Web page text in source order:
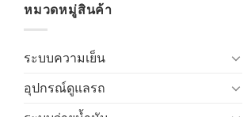
หมวดหมู่สินค้า
ระบบความเย็น
อุปกรณ์ดูแลรถ